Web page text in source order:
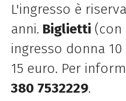
L'ingresso è
anni. Biglietti (con
ingresso donna
15 euro. Per
380 7532229.